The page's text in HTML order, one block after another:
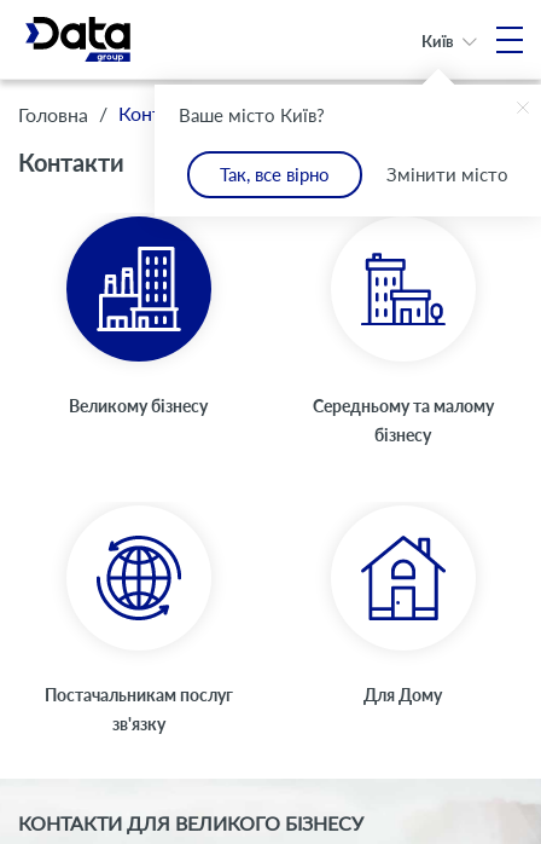
Ваше місто Київ?
Так, все вірно Змінити місто
Київ
Головна / Контакти
Контакти
Великому бізнесу
Середньому та малому
бізнесу
Постачальникам послуг
зв'язку
Для Дому
КОНТАКТИ ДЛЯ ВЕЛИКОГО БІЗНЕСУ